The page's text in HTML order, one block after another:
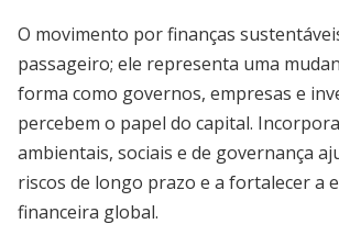
O movimento por finanças
passageiro; ele representa uma
forma como governos, empresas e
percebem o papel do capital.
ambientais, sociais e de governança
riscos de longo prazo e a fortalecer a
financeira global.